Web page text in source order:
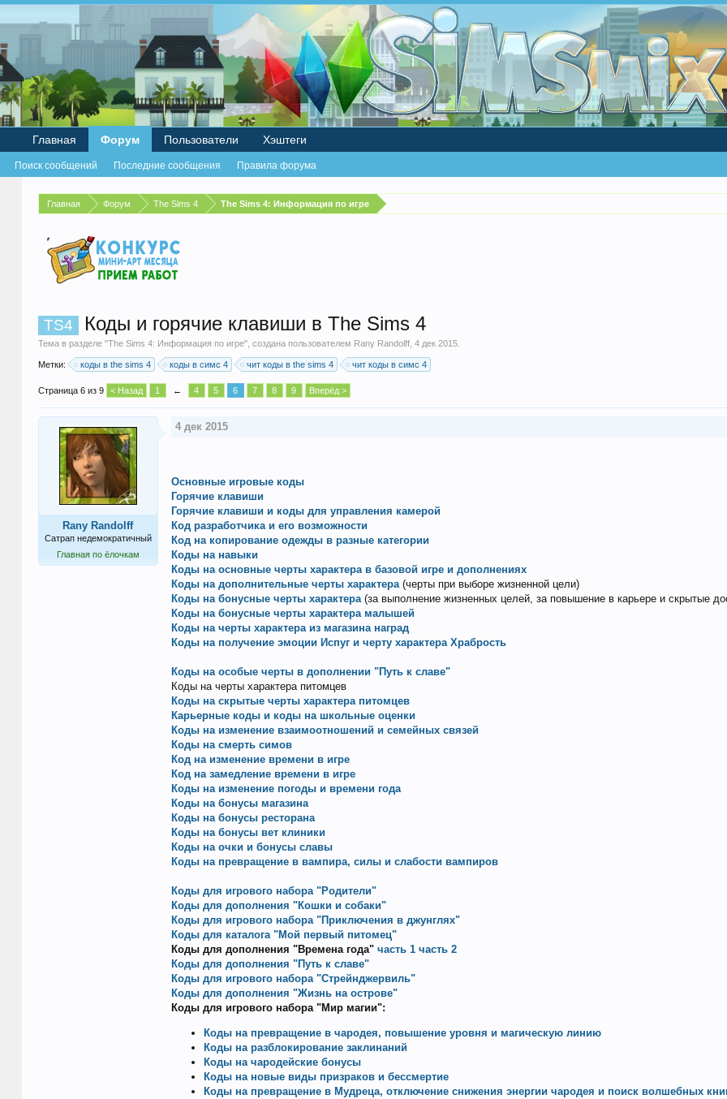
Главная Форум The Sims 4 The Sims 4: Информация по игре
TS4 Коды и горячие клавиши в The Sims 4
Тема в разделе "The Sims 4: Информация по игре", создана пользователем Rany Randolff, 4 дек 2015.
Метки: коды в the sims 4 коды в симс 4 чит коды в the sims 4 чит коды в симс 4
Страница 6 из 9 < Назад 1 ← 4 5 6 7 8 9 Вперёд >
Rany Randolff
Сатрап недемократичный
Главная по ёлочкам
4 дек 2015
Основные игровые коды
Горячие клавиши
Горячие клавиши и коды для управления камерой
Код разработчика и его возможности
Код на копирование одежды в разные категории
Коды на навыки
Коды на основные черты характера в базовой игре и дополнениях
Коды на дополнительные черты характера(черты при выборе жизненной цели)
Коды на бонусные черты характера(за выполнение жизненных целей, за повышение в карьере и скрытые
Коды на бонусные черты характера малышей
Коды на черты характера из магазина наград
Коды на получение эмоции Испуг и черту характера Храбрость
Коды на особые черты в дополнении "Путь к славе"
Коды на черты характера питомцев
Коды на скрытые черты характера питомцев
Карьерные коды и коды на школьные оценки
Коды на изменение взаимоотношений и семейных связей
Коды на смерть симов
Код на изменение времени в игре
Код на замедление времени в игре
Коды на изменение погоды и времени года
Коды на бонусы магазина
Коды на бонусы ресторана
Коды на бонусы вет клиники
Коды на очки и бонусы славы
Коды на превращение в вампира, силы и слабости вампиров
Коды для игрового набора "Родители"
Коды для дополнения "Кошки и собаки"
Коды для игрового набора "Приключения в джунглях"
Коды для каталога "Мой первый питомец"
Коды для дополнения "Времена года"часть 1 часть 2
Коды для дополнения "Путь к славе"
Коды для игрового набора "Стрейнджервиль"
Коды для дополнения "Жизнь на острове"
Коды для игрового набора "Мир магии":
Коды на превращение в чародея, повышение уровня и магическую линию
Коды на разблокирование заклинаний
Коды на чародейские бонусы
Коды на новые виды призраков и бессмертие
Коды на превращение в Мудреца, отключение снижения энергии чародея и поиск волшебных
Главная Форум
Поиск сообщений Последние сообщения Правила форума
Пользователи Хэштеги